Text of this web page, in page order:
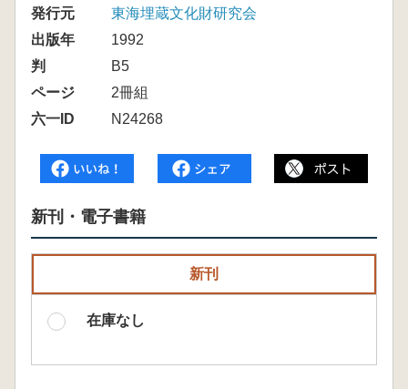
発行元
東海埋蔵文化財研究会
出版年
1992
判
B5
ページ
2冊組
六一ID
N24268
新刊・電子書籍
新刊
在庫なし